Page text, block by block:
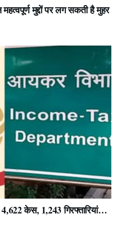
मुद्दों पर लग सकती है मुहर
केस, 1,243 गिरफ्तारियां…